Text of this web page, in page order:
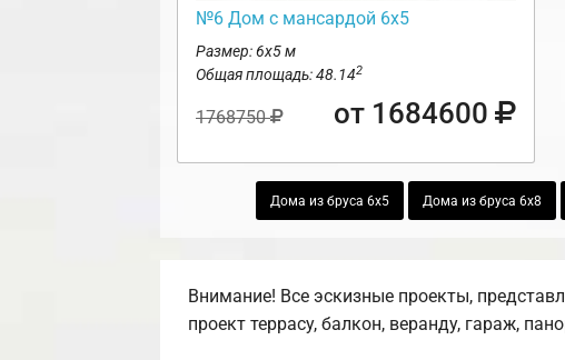
№6 Дом с мансардой 6х5
Размер: 6х5 м
Общая площадь: 48.142
1768750 от 1684600
Дома из бруса 6х5 Дома из бруса 6х8
Внимание! Все эскизные проекты,
проект террасу, балкон, веранду, гараж,